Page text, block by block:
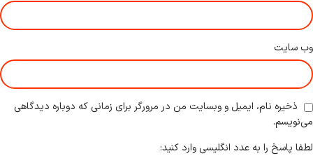
وب‌ سایت
ذخیره نام، ایمیل و وبسایت من در مرورگر برای زمانی که دوباره دیدگاهی
می‌نویسم.
لطفا پاسخ را به عدد انگلیسی وارد کنید: